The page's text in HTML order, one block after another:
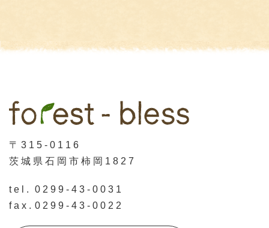
〒315-0116
茨城県石岡市柿岡1827
tel.
0299-43-0031
fax. 0299-43-0022